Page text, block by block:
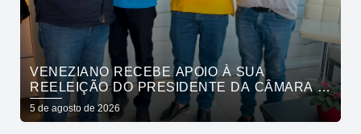
VENEZIANO RECEBE APOIO À SUA
REELEIÇÃO DO PRESIDENTE DA CÂMARA E
VEREADORES DE SÃO BENTO
5 de agosto de 2026